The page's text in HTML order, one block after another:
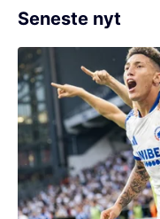
Seneste nyt